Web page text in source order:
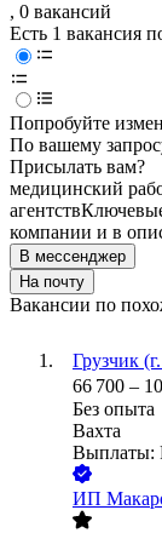
, 0 вакансий
Есть 1 вакансия
Попробуйте
По вашему
Присылать вам?
медицинский
агентств
компании и в
В мессенджер
На почту
Вакансии по
Грузчик
66 700 –
Без опыта
Вахта
Выплаты:
ИП